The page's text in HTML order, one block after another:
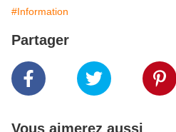
#Information
Partager
Vous aimerez aussi